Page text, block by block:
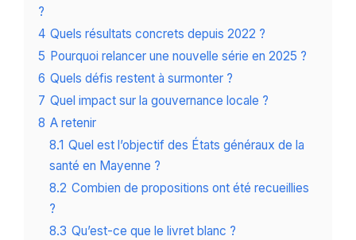
?
4 Quels résultats concrets depuis 2022 ?
5 Pourquoi relancer une nouvelle série en 2025 ?
6 Quels défis restent à surmonter ?
7 Quel impact sur la gouvernance locale ?
8 A retenir
8.1 Quel est l’objectif des États généraux de la
santé en Mayenne ?
8.2 Combien de propositions ont été recueillies
?
8.3 Qu’est-ce que le livret blanc ?